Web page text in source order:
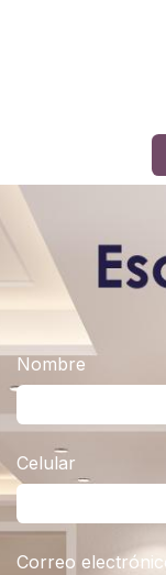
Nombre
Celular
Correo